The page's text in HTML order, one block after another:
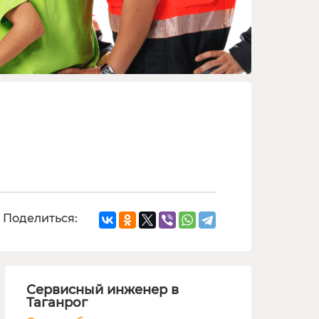
Поделиться:
Сервисный инженер в
Таганрог